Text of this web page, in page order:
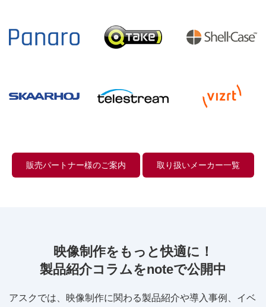
販売パートナー様のご案内 取り扱いメーカー一覧
映像制作をもっと快適に！
製品紹介コラムをnoteで公開中
アスクでは、映像制作に関わる製品紹介や導入事例、イベ